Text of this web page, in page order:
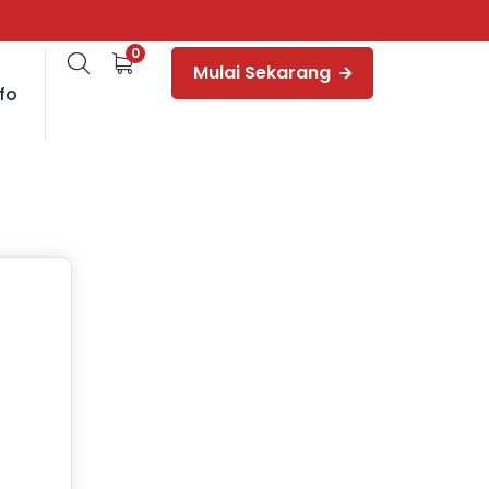
0
Mulai Sekarang